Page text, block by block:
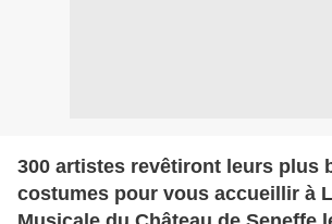
300 artistes revêtiront leurs plus
costumes pour vous accueillir à